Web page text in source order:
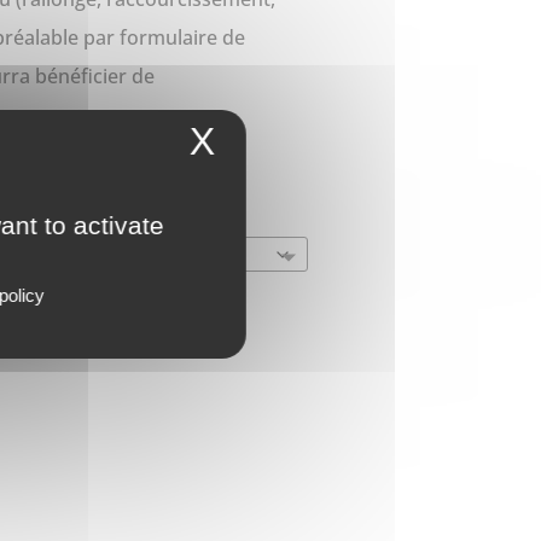
par formulaire de
bénéficier de
X
to activate